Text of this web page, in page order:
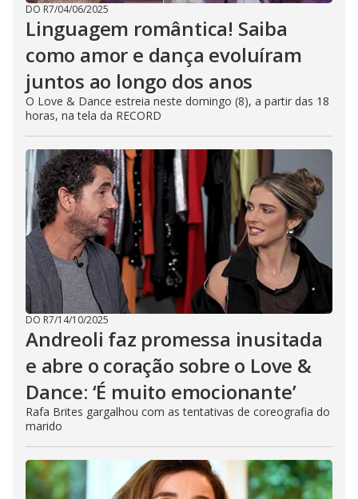
DO R7/04/06/2025
Linguagem romântica! Saiba
como amor e dança evoluíram
juntos ao longo dos anos
O Love & Dance estreia neste domingo (8), a partir das 18
horas, na tela da RECORD
DO R7/14/10/2025
Andreoli faz promessa inusitada
e abre o coração sobre o Love &
Dance: ‘É muito emocionante’
Rafa Brites gargalhou com as tentativas de coreografia do
marido